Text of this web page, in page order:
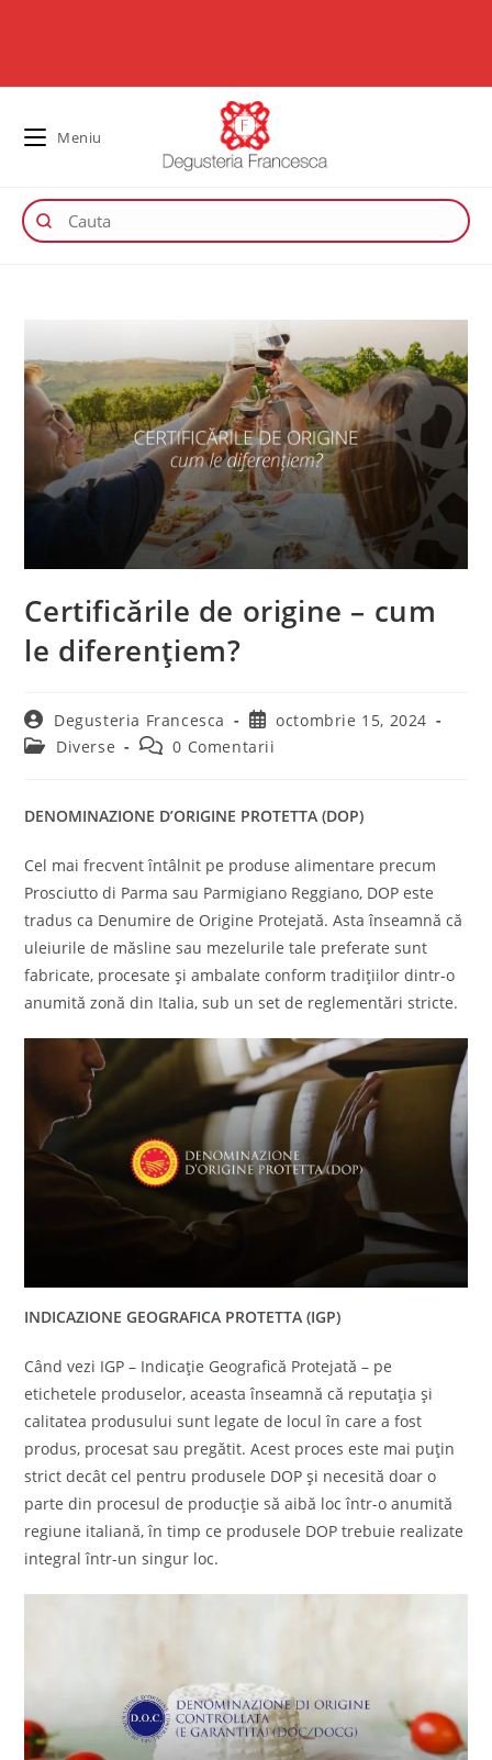
Meniu
Certificările de origine – cum
le diferențiem?
Degusteria Francesca
octombrie 15, 2024
Diverse
0 Comentarii
DENOMINAZIONE D’ORIGINE PROTETTA (DOP)
Cel mai frecvent întâlnit pe produse alimentare precum
Prosciutto di Parma sau Parmigiano Reggiano, DOP este
tradus ca Denumire de Origine Protejată. Asta înseamnă că
uleiurile de măsline sau mezelurile tale preferate sunt
fabricate, procesate și ambalate conform tradițiilor dintr-o
anumită zonă din Italia, sub un set de reglementări stricte.
INDICAZIONE GEOGRAFICA PROTETTA (IGP)
Când vezi IGP – Indicație Geografică Protejată – pe
etichetele produselor, aceasta înseamnă că reputația și
calitatea produsului sunt legate de locul în care a fost
produs, procesat sau pregătit. Acest proces este mai puțin
strict decât cel pentru produsele DOP și necesită doar o
parte din procesul de producție să aibă loc într-o anumită
regiune italiană, în timp ce produsele DOP trebuie realizate
integral într-un singur loc.